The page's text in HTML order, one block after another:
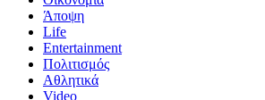
Άποψη
Life
Entertainment
Πολιτισμός
Αθλητικά
Video